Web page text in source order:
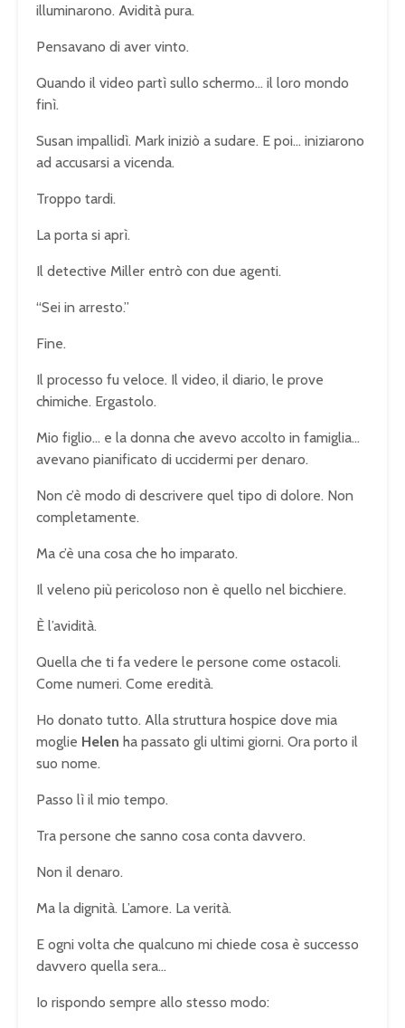
illuminarono. Avidità pura.
Pensavano di aver vinto.
Quando il video partì sullo schermo… il loro mondo
finì.
Susan impallidì. Mark iniziò a sudare. E poi… iniziarono
ad accusarsi a vicenda.
Troppo tardi.
La porta si aprì.
Il detective Miller entrò con due agenti.
“Sei in arresto.”
Fine.
Il processo fu veloce. Il video, il diario, le prove
chimiche. Ergastolo.
Mio figlio… e la donna che avevo accolto in famiglia…
avevano pianificato di uccidermi per denaro.
Non c’è modo di descrivere quel tipo di dolore. Non
completamente.
Ma c’è una cosa che ho imparato.
Il veleno più pericoloso non è quello nel bicchiere.
È l’avidità.
Quella che ti fa vedere le persone come ostacoli.
Come numeri. Come eredità.
Ho donato tutto. Alla struttura hospice dove mia
moglie Helen ha passato gli ultimi giorni. Ora porto il
suo nome.
Passo lì il mio tempo.
Tra persone che sanno cosa conta davvero.
Non il denaro.
Ma la dignità. L’amore. La verità.
E ogni volta che qualcuno mi chiede cosa è successo
davvero quella sera…
Io rispondo sempre allo stesso modo: